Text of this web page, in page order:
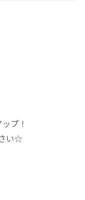
プ！
い☆